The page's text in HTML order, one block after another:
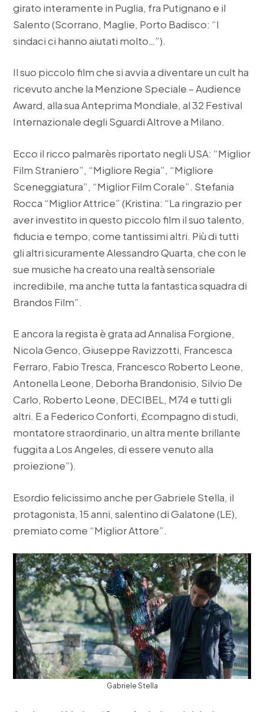
girato interamente in Puglia, fra Putignano e il
Salento (Scorrano, Maglie, Porto Badisco: “I
sindaci ci hanno aiutati molto…”).
Il suo piccolo film che si avvia a diventare un cult ha
ricevuto anche la Menzione Speciale – Audience
Award, alla sua Anteprima Mondiale, al 32 Festival
Internazionale degli Sguardi Altrove a Milano.
Ecco il ricco palmarès riportato negli USA: “Miglior
Film Straniero”, “Migliore Regia”, “Migliore
Sceneggiatura”, “Miglior Film Corale”. Stefania
Rocca “Miglior Attrice” (Kristina: “La ringrazio per
aver investito in questo piccolo film il suo talento,
fiducia e tempo, come tantissimi altri. Più di tutti
gli altri sicuramente Alessandro Quarta, che con le
sue musiche ha creato una realtà sensoriale
incredibile, ma anche tutta la fantastica squadra di
Brandos Film”.
E ancora la regista è grata ad Annalisa Forgione,
Nicola Genco, Giuseppe Ravizzotti, Francesca
Ferraro, Fabio Tresca, Francesco Roberto Leone,
Antonella Leone, Deborha Brandonisio, Silvio De
Carlo, Roberto Leone, DECIBEL, M74 e tutti gli
altri. E a Federico Conforti, £compagno di studi,
montatore straordinario, un altra mente brillante
fuggita a Los Angeles, di essere venuto alla
proiezione”).
Esordio felicissimo anche per Gabriele Stella, il
protagonista, 15 anni, salentino di Galatone (LE),
premiato come “Miglior Attore”.
Gabriele Stella